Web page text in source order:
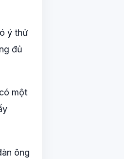
ý thử
đủ
một
ông